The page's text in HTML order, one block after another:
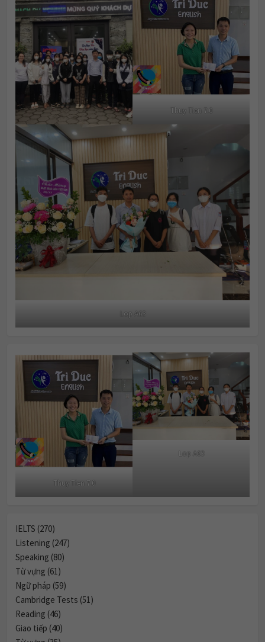
Thuy Tien 7.0
Lop A63
Thuy Tien 7.0
Lop A63
IELTS (270)
Listening (247)
Speaking (80)
Từ vựng (61)
Ngữ pháp (59)
Cambridge Tests (51)
Reading (46)
Giao tiếp (40)